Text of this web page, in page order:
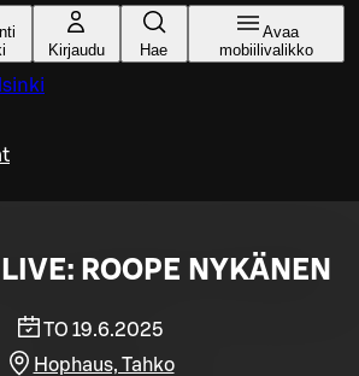
Kirjaudu Hae
Avaa
mobiilivalikko
ROOPE NYKÄNEN
TO 19.6.2025
Hophaus, Tahko